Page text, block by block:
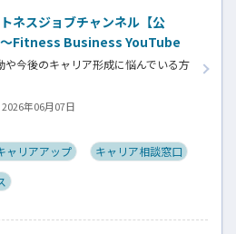
ネスジョブチャンネル【公
Fitness Business YouTube
や今後のキャリア形成に悩んでいる方
開設の記念すべき第１回目は「フィッ
ャリア相談」です。
だいた実際のご相談をYouTubeで紹
聴しながら学べる内容となっておりま
2026年06月07日
ャリアアップ
キャリア相談窓口